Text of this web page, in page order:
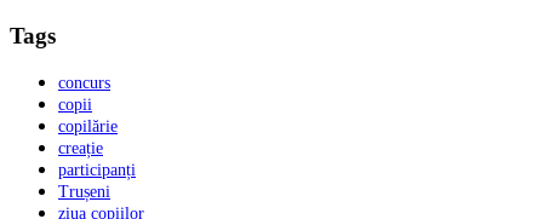
Tags
concurs
copii
copilărie
creație
participanți
Trușeni
ziua copiilor